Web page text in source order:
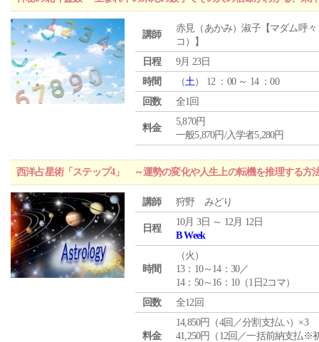
講師
赤見（あかみ）淑子【マダム呼々
コ）】
日程
9月 23日
時間
（土） 12 ：00 ～ 14 ：00
回数
全1回
料金
5,870円
一般5,870円/入学者5,280円
西洋占星術「ステップ4」 ～運勢の変化や人生上の転機を推理する方
講師 狩野 みどり
日程
10月 3日 ～ 12月 12日
B Week
時間
（火 ）
13：10～14：30／
14：50～16：10（1日2コマ）
回数
全12回
料金
14,850円（4回／分割支払い）×3
41,250円（12回／一括前納支払※